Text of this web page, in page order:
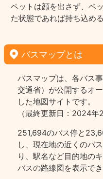
ペットは顔を出さず、ペ
た状態であれば持ち込め
バスマップとは
バスマップは、各バス
交通省）が公開するオ
した地図サイトです。
（最終更新日：2024年2
251,694のバス停と
し、現在地の近くのバ
り、駅名など目的地の
バスの路線図を表示でき